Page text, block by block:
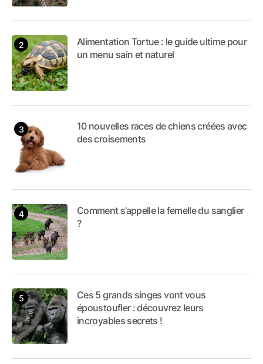
Alimentation Tortue : le guide ultime pour
un menu sain et naturel
10 nouvelles races de chiens créées avec
des croisements
Comment s’appelle la femelle du sanglier
?
Ces 5 grands singes vont vous
époustoufler : découvrez leurs
incroyables secrets !